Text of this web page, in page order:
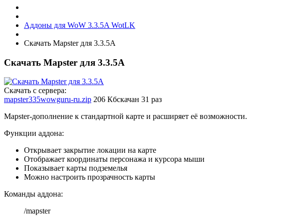
Аддоны для WoW 3.3.5A WotLK
Скачать Mapster для 3.3.5A
Скачать Mapster для 3.3.5A
Скачать с сервера:
mapster335wowguru-ru.zip 206 Кбскачан 31 раз
Mapster-дополнение к стандартной карте и расширяет её возможности.
Функции аддона:
Открывает закрытие локации на карте
Отображает координаты персонажа и курсора мыши
Показывает карты подземелья
Можно настроить прозрачность карты
Команды аддона:
/mapster